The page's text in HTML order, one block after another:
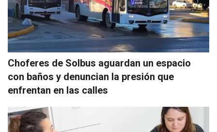
Choferes de Solbus aguardan un espacio
con baños y denuncian la presión que
enfrentan en las calles